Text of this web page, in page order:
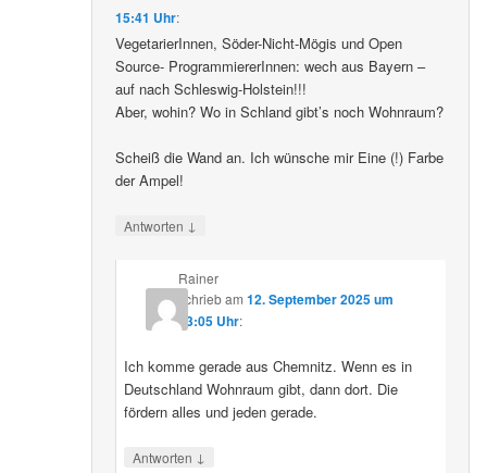
15:41 Uhr:
VegetarierInnen, Söder-Nicht-Mögis und Open
Source- ProgrammiererInnen: wech aus Bayern –
auf nach Schleswig-Holstein!!!
Aber, wohin? Wo in Schland gibt’s noch Wohnraum?
Scheiß die Wand an. Ich wünsche mir Eine (!) Farbe
der Ampel!
Antworten ↓
Rainer
schriebam 12. September 2025 um
23:05 Uhr:
Ich komme gerade aus Chemnitz. Wenn es in
Deutschland Wohnraum gibt, dann dort. Die
fördern alles und jeden gerade.
Antworten ↓